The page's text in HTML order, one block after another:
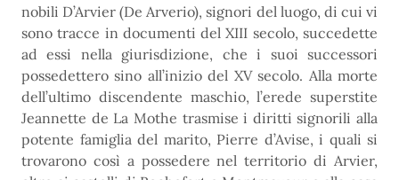
nobili D’Arvier (De Arverio), signori del luogo, di cui vi
sono tracce in documenti del XIII secolo, succedette
ad essi nella giurisdizione, che i suoi successori
possedettero sino all’inizio del XV secolo. Alla morte
dell’ultimo discendente maschio, l’erede superstite
Jeannette de La Mothe trasmise i diritti signorili alla
potente famiglia del marito, Pierre d’Avise, i quali si
trovarono così a possedere nel territorio di Arvier,